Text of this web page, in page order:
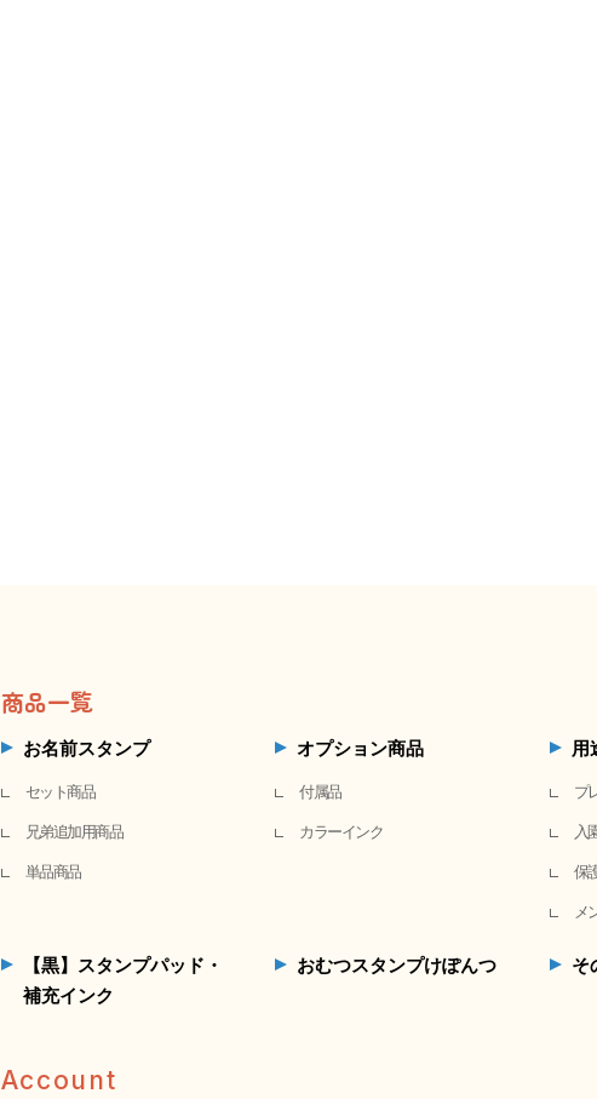
商品一覧
お名前スタンプ
セット商品
兄弟追加用商品
単品商品
オプション商品
付属品
カラーインク
用
プ
入
保
メ
【黒】スタンプパッド・
補充インク
おむつスタンプけぽんつ そ
Account